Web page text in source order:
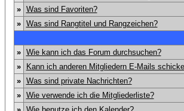
»
Was sind Favoriten?
»
Was sind Rangtitel und Rangzeichen?
»
Wie kann ich das Forum durchsuchen?
»
Kann ich anderen Mitgliedern E-Mails
»
Was sind private Nachrichten?
»
Wie verwende ich die Mitgliederliste?